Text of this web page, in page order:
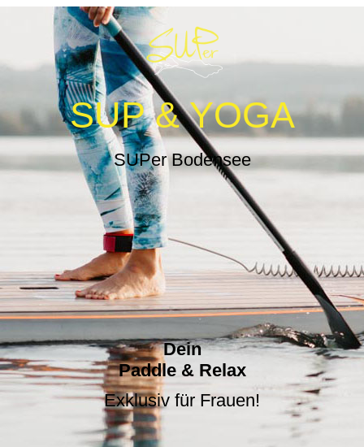
SUP & YOGA
SUPer Bodensee
Dein
Paddle & Relax
Exklusiv für Frauen!